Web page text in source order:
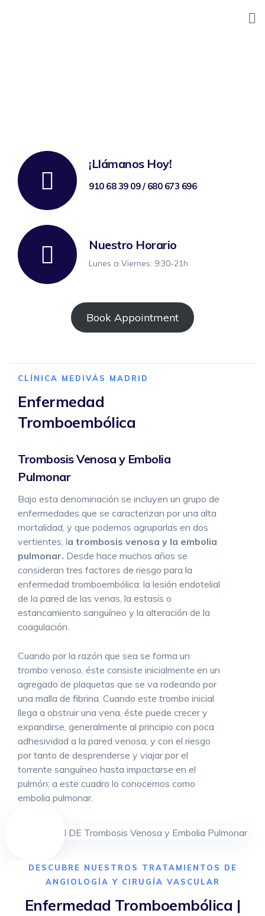
¡Llámanos Hoy!
910 68 39 09 / 680 673 696
Nuestro Horario
Lunes a Viernes: 9:30-21h
Book Appointment
CLÍNICA MEDIVÁS MADRID
Enfermedad
Tromboembólica
Trombosis Venosa y Embolia
Pulmonar
Bajo esta denominación se incluyen un grupo de
enfermedades que se caracterizan por una alta
mortalidad, y que podemos agruparlas en dos
vertientes, la trombosis venosa y la embolia
pulmonar. Desde hace muchos años se
consideran tres factores de riesgo para la
enfermedad tromboembólica: la lesión endotelial
de la pared de las venas, la estasis o
estancamiento sanguíneo y la alteración de la
coagulación.
Cuando por la razón que sea se forma un
trombo venoso, éste consiste inicialmente en un
agregado de plaquetas que se va rodeando por
una malla de fibrina. Cuando este trombo inicial
llega a obstruir una vena, éste puede crecer y
expandirse, generalmente al principio con poca
adhesividad a la pared venosa, y con el riesgo
por tanto de desprenderse y viajar por el
torrente sanguíneo hasta impactarse en el
pulmón; a este cuadro lo conocemos como
embolia pulmonar.
DESCUBRE NUESTROS TRATAMIENTOS DE
ANGIOLOGÍA Y CIRUGÍA VASCULAR
Enfermedad Tromboembólica |